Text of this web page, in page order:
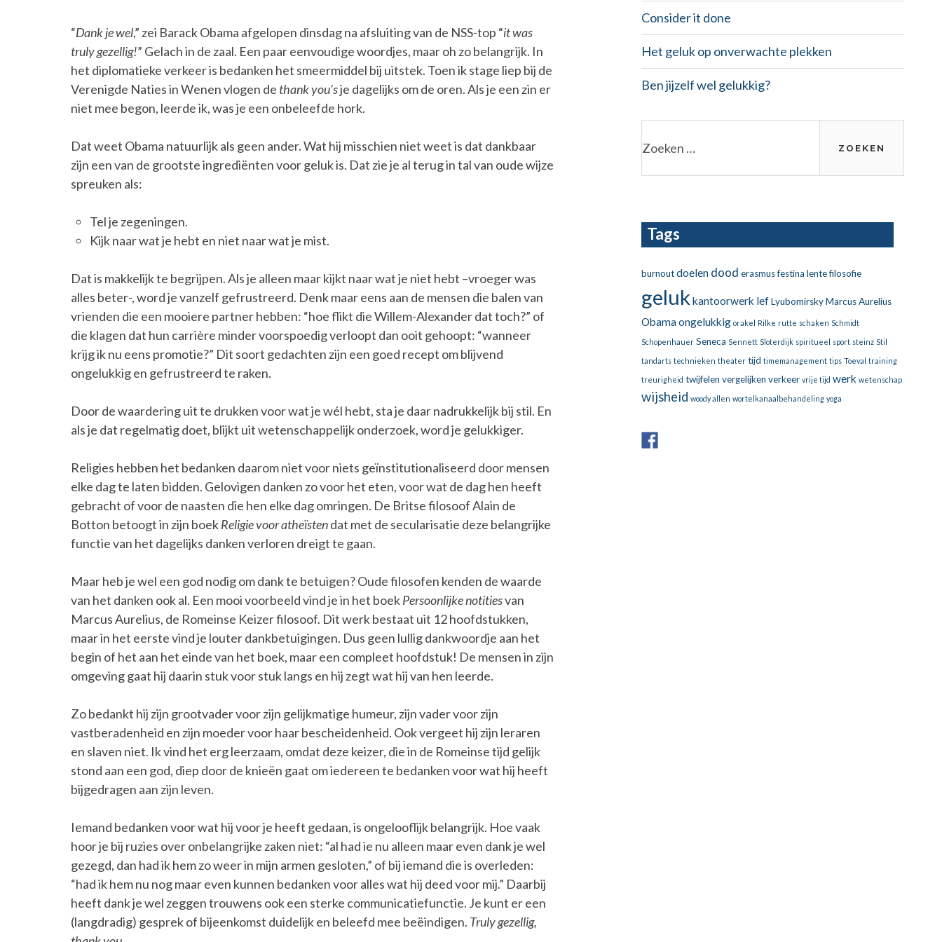
“Dank je wel,” zei Barack Obama afgelopen dinsdag na afsluiting van de NSS-top “it was
truly gezellig!” Gelach in de zaal. Een paar eenvoudige woordjes, maar oh zo belangrijk. In
het diplomatieke verkeer is bedanken het smeermiddel bij uitstek. Toen ik stage liep bij de
Verenigde Naties in Wenen vlogen de thank you’sje dagelijks om de oren. Als je een zin er
niet mee begon, leerde ik, was je een onbeleefde hork.
Dat weet Obama natuurlijk als geen ander. Wat hij misschien niet weet is dat dankbaar
zijn een van de grootste ingrediënten voor geluk is. Dat zie je al terug in tal van oude wijze
spreuken als:
Tel je zegeningen.
Kijk naar wat je hebt en niet naar wat je mist.
Dat is makkelijk te begrijpen. Als je alleen maar kijkt naar wat je niet hebt –vroeger was
alles beter-, word je vanzelf gefrustreerd. Denk maar eens aan de mensen die balen van
vrienden die een mooiere partner hebben: “hoe flikt die Willem-Alexander dat toch?” of
die klagen dat hun carrière minder voorspoedig verloopt dan ooit gehoopt: “wanneer
krijg ik nu eens promotie?” Dit soort gedachten zijn een goed recept om blijvend
ongelukkig en gefrustreerd te raken.
Door de waardering uit te drukken voor wat je wél hebt, sta je daar nadrukkelijk bij stil. En
als je dat regelmatig doet, blijkt uit wetenschappelijk onderzoek, word je gelukkiger.
Religies hebben het bedanken daarom niet voor niets geïnstitutionaliseerd door mensen
elke dag te laten bidden. Gelovigen danken zo voor het eten, voor wat de dag hen heeft
gebracht of voor de naasten die hen elke dag omringen. De Britse filosoof Alain de
Botton betoogt in zijn boekReligie voor atheïstendat met de secularisatie deze belangrijke
functie van het dagelijks danken verloren dreigt te gaan.
Maar heb je wel een god nodig om dank te betuigen? Oude filosofen kenden de waarde
van het danken ook al. Een mooi voorbeeld vind je in het boekPersoonlijke notitiesvan
Marcus Aurelius, de Romeinse Keizer filosoof. Dit werk bestaat uit 12 hoofdstukken,
maar in het eerste vind je louter dankbetuigingen. Dus geen lullig dankwoordje aan het
begin of het aan het einde van het boek, maar een compleet hoofdstuk! De mensen in zijn
omgeving gaat hij daarin stuk voor stuk langs en hij zegt wat hij van hen leerde.
Zo bedankt hij zijn grootvader voor zijn gelijkmatige humeur, zijn vader voor zijn
vastberadenheid en zijn moeder voor haar bescheidenheid. Ook vergeet hij zijn leraren
en slaven niet. Ik vind het erg leerzaam, omdat deze keizer, die in de Romeinse tijd gelijk
stond aan een god, diep door de knieën gaat om iedereen te bedanken voor wat hij heeft
bijgedragen aan zijn leven.
Iemand bedanken voor wat hij voor je heeft gedaan, is ongelooflijk belangrijk. Hoe vaak
hoor je bij ruzies over onbelangrijke zaken niet: “al had ie nu alleen maar even dank je wel
gezegd, dan had ik hem zo weer in mijn armen gesloten,” of bij iemand die is overleden:
“had ik hem nu nog maar even kunnen bedanken voor alles wat hij deed voor mij.” Daarbij
heeft dank je wel zeggen trouwens ook een sterke communicatiefunctie. Je kunt er een
(langdradig) gesprek of bijeenkomst duidelijk en beleefd mee beëindigen. Truly gezellig,
Consider it done
Het geluk op onverwachte plekken
Ben jijzelf wel gelukkig?
naar:
Tags
burnoutdoelen dood erasmusfestina lentefilosofie
geluk kantoorwerk lefLyubomirskyMarcus Aurelius
Obamaongelukkig orakel Rilke rutte schaken Schmidt
Schopenhauer Seneca Sennett Sloterdijk spiritueel sport steinz Stil
tandarts technieken theater tijd timemanagement tips Toeval training
treurigheid twijfelen vergelijken verkeer vrije tijd werk wetenschap
wijsheid woody allen wortelkanaalbehandeling yoga